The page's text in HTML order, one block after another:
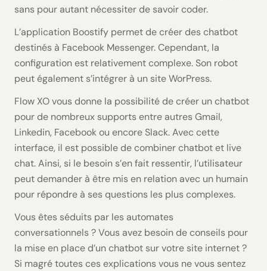
sans pour autant nécessiter de savoir coder.
L’application Boostify permet de créer des chatbot
destinés à Facebook Messenger. Cependant, la
configuration est relativement complexe. Son robot
peut également s’intégrer à un site WorPress.
Flow XO vous donne la possibilité de créer un chatbot
pour de nombreux supports entre autres Gmail,
Linkedin, Facebook ou encore Slack. Avec cette
interface, il est possible de combiner chatbot et live
chat. Ainsi, si le besoin s’en fait ressentir, l’utilisateur
peut demander à être mis en relation avec un humain
pour répondre à ses questions les plus complexes.
Vous êtes séduits par les automates
conversationnels ? Vous avez besoin de conseils pour
la mise en place d’un chatbot sur votre site internet ?
Si magré toutes ces explications vous ne vous sentez